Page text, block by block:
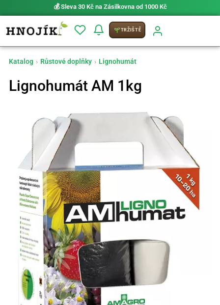
💰 Sleva 30 Kč na Zásilkovna od 1000 Kč
TRŽIŠTĚ
Katalog › Růstové doplňky › Lignohumát
Lignohumát AM 1kg